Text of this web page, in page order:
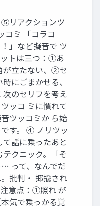
リアクションツ
コミ 「コラコ
」など擬音で ツ
トは三つ：①あ
が立たない、②セ
にごまかせる、
のセリフを考え
ッコ ミに慣れて
ツッコミか ら始
す。 ④ ノリツッ
話に乗ったあと
テクニック。「そ
って、なんでだ
批判・ 揶揄され
意点：①照れ が
気で乗っかる覚